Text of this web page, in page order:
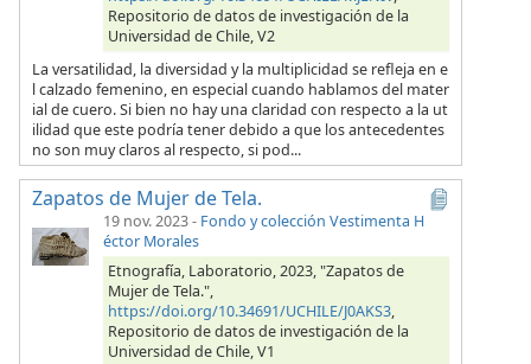
Repositorio de datos de investigación de la
Universidad de Chile, V2
La versatilidad, la diversidad y la multiplicidad se refleja en e
l calzado femenino, en especial cuando hablamos del mater
ial de cuero. Si bien no hay una claridad con respecto a la ut
ilidad que este podría tener debido a que los antecedentes
no son muy claros al respecto, si pod...
Zapatos de Mujer de Tela.
19 nov. 2023- Fondo y colección Vestimenta H
éctor Morales
Etnografía, Laboratorio, 2023, "Zapatos de
Mujer de Tela.",
https://doi.org/10.34691/UCHILE/J0AKS3,
Repositorio de datos de investigación de la
Universidad de Chile, V1